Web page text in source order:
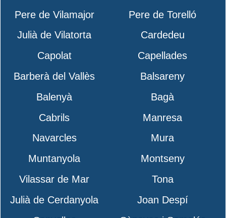
Pere de Vilamajor
Pere de Torelló
Julià de Vilatorta
Cardedeu
Capolat
Capellades
Barberà del Vallès
Balsareny
Balenyà
Bagà
Cabrils
Manresa
Navarcles
Mura
Muntanyola
Montseny
Vilassar de Mar
Tona
Julià de Cerdanyola
Joan Despí